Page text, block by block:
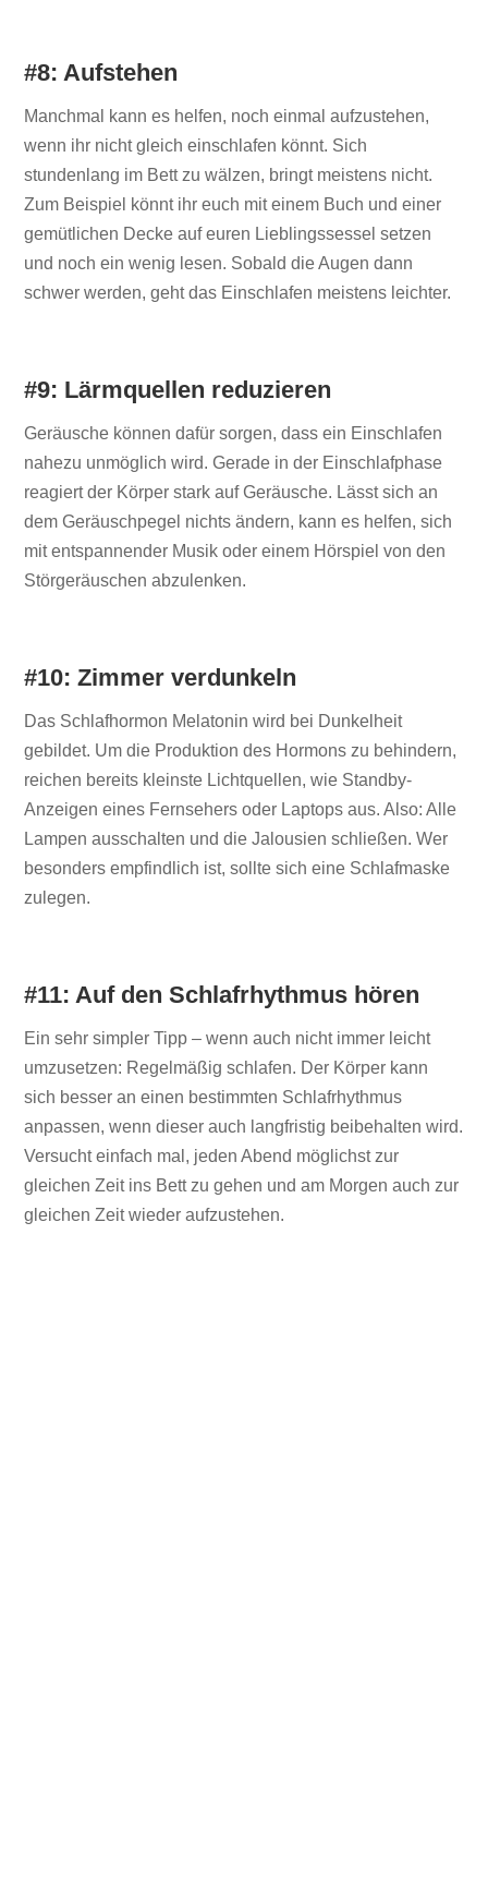
#8: Aufstehen
Manchmal kann es helfen, noch einmal aufzustehen,
wenn ihr nicht gleich einschlafen könnt. Sich
stundenlang im Bett zu wälzen, bringt meistens nicht.
Zum Beispiel könnt ihr euch mit einem Buch und einer
gemütlichen Decke auf euren Lieblingssessel setzen
und noch ein wenig lesen. Sobald die Augen dann
schwer werden, geht das Einschlafen meistens leichter.
#9: Lärmquellen reduzieren
Geräusche können dafür sorgen, dass ein Einschlafen
nahezu unmöglich wird. Gerade in der Einschlafphase
reagiert der Körper stark auf Geräusche. Lässt sich an
dem Geräuschpegel nichts ändern, kann es helfen, sich
mit entspannender Musik oder einem Hörspiel von den
Störgeräuschen abzulenken.
#10: Zimmer verdunkeln
Das Schlafhormon Melatonin wird bei Dunkelheit
gebildet. Um die Produktion des Hormons zu behindern,
reichen bereits kleinste Lichtquellen, wie Standby-
Anzeigen eines Fernsehers oder Laptops aus. Also: Alle
Lampen ausschalten und die Jalousien schließen. Wer
besonders empfindlich ist, sollte sich eine Schlafmaske
zulegen.
#11: Auf den Schlafrhythmus hören
Ein sehr simpler Tipp – wenn auch nicht immer leicht
umzusetzen: Regelmäßig schlafen. Der Körper kann
sich besser an einen bestimmten Schlafrhythmus
anpassen, wenn dieser auch langfristig beibehalten wird.
Versucht einfach mal, jeden Abend möglichst zur
gleichen Zeit ins Bett zu gehen und am Morgen auch zur
gleichen Zeit wieder aufzustehen.